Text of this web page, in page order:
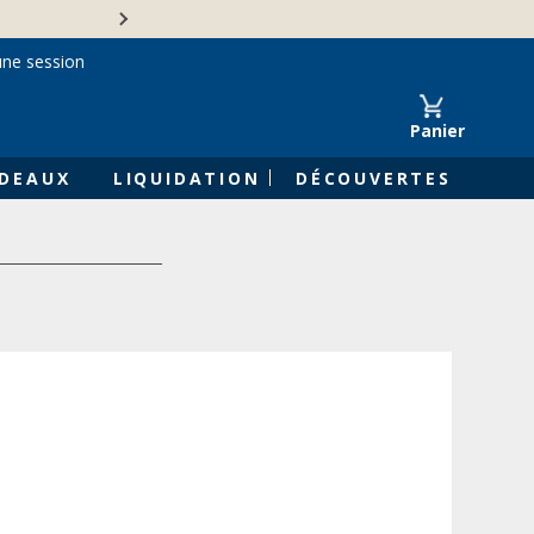
Panier
LIQUIDATION DÉCOUVERTES
session